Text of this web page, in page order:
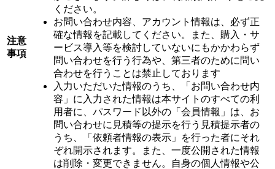
注意
事項
ください。
お問い合わせ内容、アカウント情報は、必ず正
確な情報を記載してください。また、購入・サ
ービス導入等を検討していないにもかかわらず
問い合わせを行う行為や、第三者のために問い
合わせを行うことは禁止しております
入力いただいた情報のうち、「お問い合わせ内
容」に入力された情報は本サイトのすべての利
用者に、パスワード以外の「会員情報」は、お
問い合わせに見積等の提示を行う見積提示者の
うち、「依頼者情報の表示」を行った者にそれ
ぞれ開示されます。また、一度公開された情報
は削除・変更できません。自身の個人情報や公